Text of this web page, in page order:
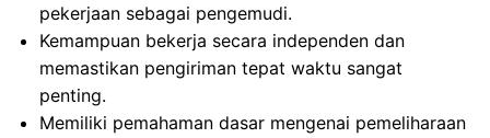
pekerjaan sebagai pengemudi.
Kemampuan bekerja secara independen dan
memastikan pengiriman tepat waktu sangat
penting.
Memiliki pemahaman dasar mengenai pemeliharaan